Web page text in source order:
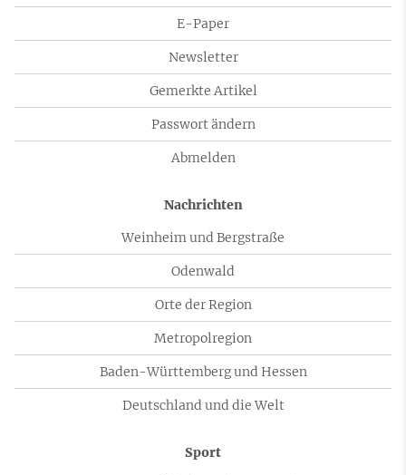
E-Paper
Newsletter
Gemerkte Artikel
Passwort ändern
Abmelden
Nachrichten
Weinheim und Bergstraße
Odenwald
Orte der Region
Metropolregion
Baden-Württemberg und Hessen
Deutschland und die Welt
Sport